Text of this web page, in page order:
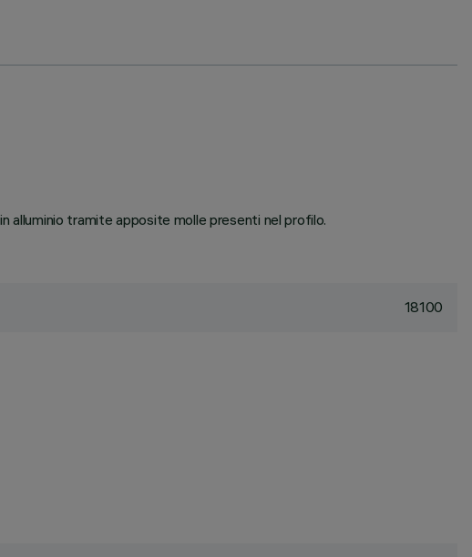
alluminio tramite apposite molle presenti nel profilo.
18100